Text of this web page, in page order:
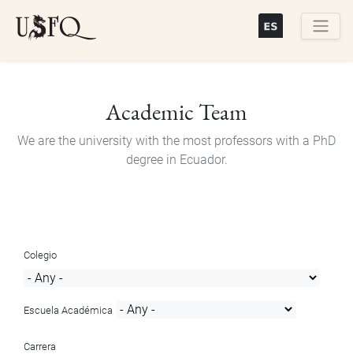
Academic Team
We are the university with the most professors with a PhD
degree in Ecuador.
Colegio
Escuela Académica
Carrera